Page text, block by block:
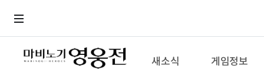
새소식 게임정보